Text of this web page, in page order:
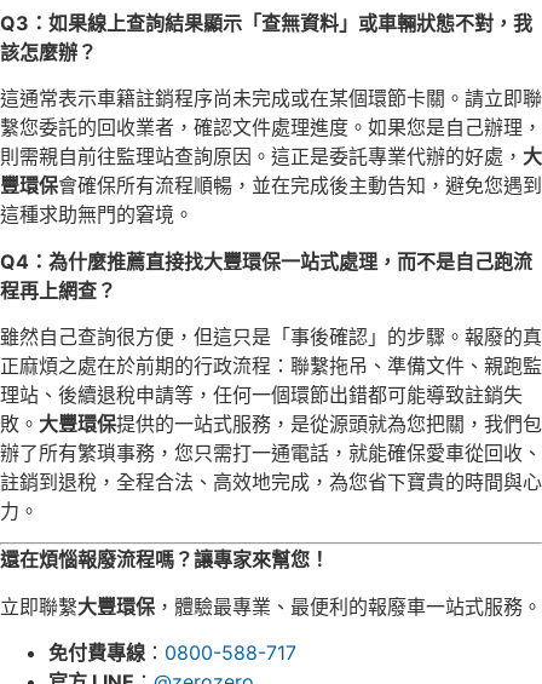
Q3：如果線上查詢結果顯示「查無資料」或車輛狀態不對，我
該怎麼辦？
這通常表示車籍註銷程序尚未完成或在某個環節卡關。請立即聯
繫您委託的回收業者，確認文件處理進度。如果您是自己辦理，
則需親自前往監理站查詢原因。這正是委託專業代辦的好處， 大
豐環保會確保所有流程順暢，並在完成後主動告知，避免您遇到
這種求助無門的窘境。
Q4：為什麼推薦直接找大豐環保一站式處理，而不是自己跑流
程再上網查？
雖然自己查詢很方便，但這只是「事後確認」的步驟。報廢的真
正麻煩之處在於前期的行政流程：聯繫拖吊、準備文件、親跑監
理站、後續退稅申請等，任何一個環節出錯都可能導致註銷失
敗。 大豐環保提供的一站式服務，是從源頭就為您把關，我們包
辦了所有繁瑣事務，您只需打一通電話，就能確保愛車從回收、
註銷到退稅，全程合法、高效地完成，為您省下寶貴的時間與心
力。
還在煩惱報廢流程嗎？讓專家來幫您！
立即聯繫大豐環保 ，體驗最專業、最便利的報廢車一站式服務。
免付費專線 ： 0800-588-717